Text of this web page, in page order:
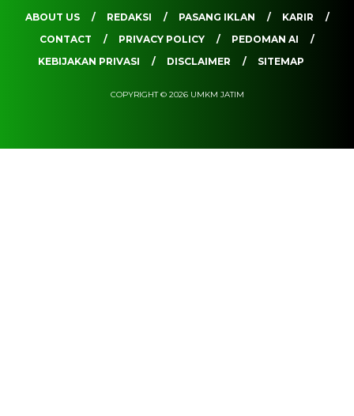
ABOUT US REDAKSI PASANG IKLAN
KARIR
CONTACT
PRIVACY POLICY
PEDOMAN AI
KEBIJAKAN PRIVASI
DISCLAIMER SITEMAP
COPYRIGHT © 2026 UMKM JATIM